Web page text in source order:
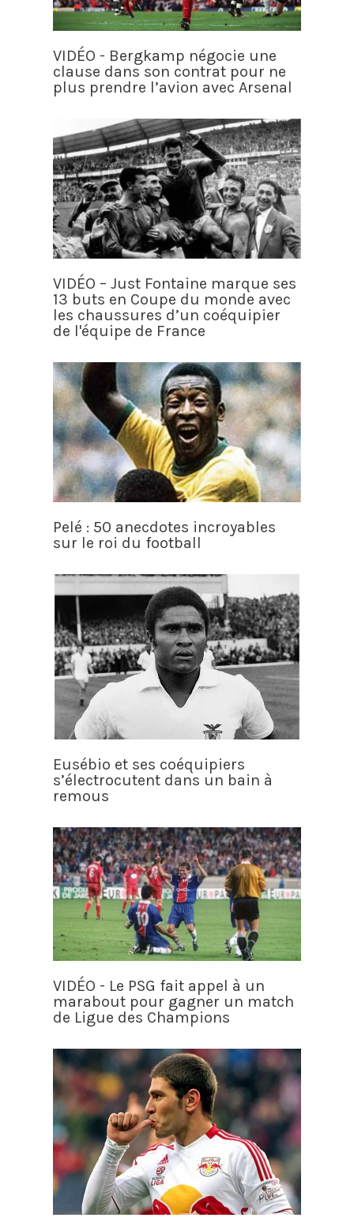
VIDÉO - Bergkamp négocie une
clause dans son contrat pour ne
plus prendre l’avion avec Arsenal
VIDÉO – Just Fontaine marque ses
13 buts en Coupe du monde avec
les chaussures d’un coéquipier
de l'équipe de France
Pelé : 50 anecdotes incroyables
sur le roi du football
Eusébio et ses coéquipiers
s’électrocutent dans un bain à
remous
VIDÉO - Le PSG fait appel à un
marabout pour gagner un match
de Ligue des Champions